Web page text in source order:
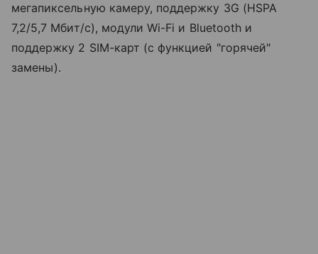
мегапиксельную камеру, поддержку 3G (HSPA
7,2/5,7 Мбит/с), модули Wi-Fi и Bluetooth и
поддержку 2 SIM-карт (с функцией "горячей"
замены).